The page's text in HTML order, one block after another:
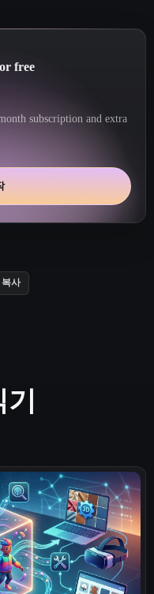
free
subscription and extra
복사